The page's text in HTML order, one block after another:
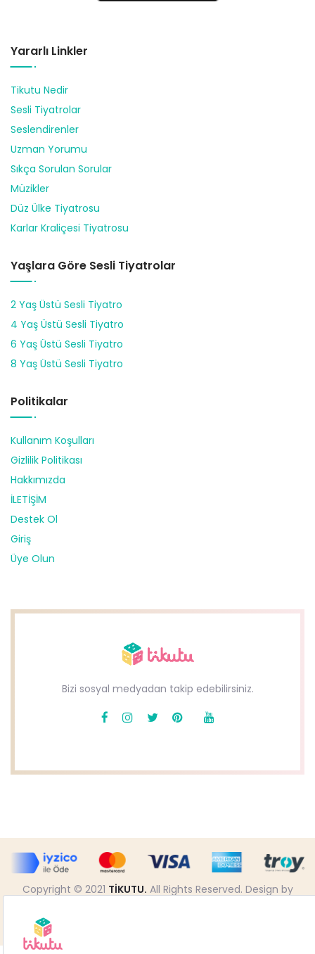
Yararlı Linkler
Tikutu Nedir
Sesli Tiyatrolar
Seslendirenler
Uzman Yorumu
Sıkça Sorulan Sorular
Müzikler
Düz Ülke Tiyatrosu
Karlar Kraliçesi Tiyatrosu
Yaşlara Göre Sesli Tiyatrolar
2 Yaş Üstü Sesli Tiyatro
4 Yaş Üstü Sesli Tiyatro
6 Yaş Üstü Sesli Tiyatro
8 Yaş Üstü Sesli Tiyatro
Politikalar
Kullanım Koşulları
Gizlilik Politikası
Hakkımızda
İLETİŞİM
Destek Ol
Giriş
Üye Olun
Bizi sosyal medyadan takip edebilirsiniz.
Copyright © 2021 TİKUTU. All Rights Reserved. Design by